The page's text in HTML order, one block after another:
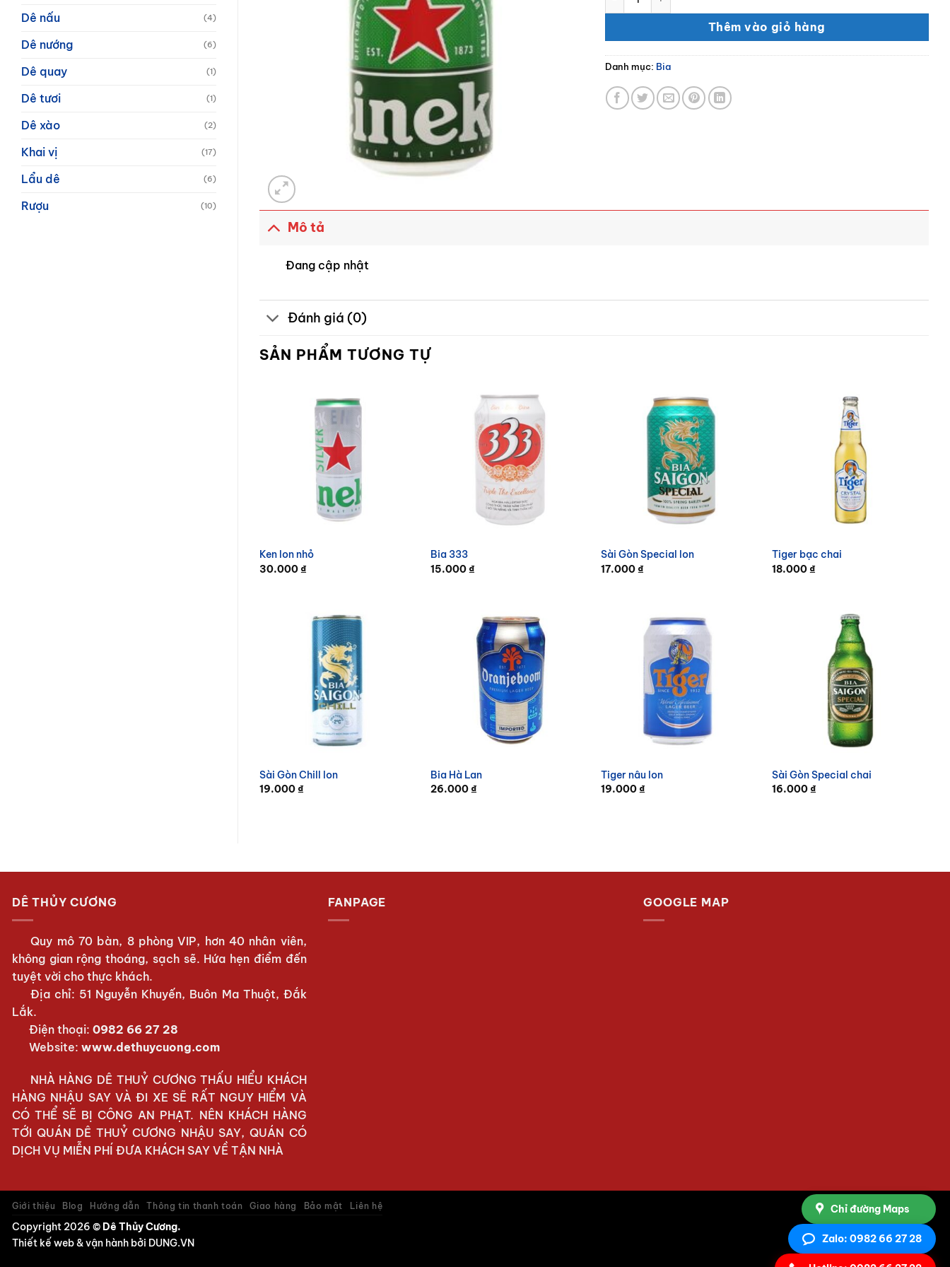
Dê nấu (4)
Dê nướng (6)
Dê quay (1)
Dê tươi (1)
Dê xào (2)
Khai vị (17)
Lẩu dê (6)
Rượu (10)
Thêm vào giỏ hàng
Danh mục: Bia
Mô tả
Đang cập nhật
Đánh giá (0)
SẢN PHẨM TƯƠNG TỰ
Ken lon nhỏ
30.000 ₫
Bia 333
15.000 ₫
Sài Gòn Special lon
17.000 ₫
Tiger bạc chai
18.000 ₫
Sài Gòn Chill lon
19.000₫
Bia Hà Lan
26.000₫
Tiger nâu lon
19.000₫
Sài Gòn Special chai
16.000₫
DÊ THỦY CƯƠNG
Quy mô 70 bàn, 8 phòng VIP, hơn 40 nhân viên,
không gian rộng thoáng, sạch sẽ. Hứa hẹn điểm đến
tuyệt vời cho thực khách.
Địa chỉ: 51 Nguyễn Khuyến, Buôn Ma Thuột, Đắk
Lắk.
Điện thoại: 0982 66 27 28
Website: www.dethuycuong.com
NHÀ HÀNG DÊ THUỶ CƯƠNG THẤU HIỂU KHÁCH
HÀNG NHẬU SAY VÀ ĐI XE SẼ RẤT NGUY HIỂM VÀ
CÓ THỂ SẼ BỊ CÔNG AN PHẠT. NÊN KHÁCH HÀNG
TỚI QUÁN DÊ THUỶ CƯƠNG NHẬU SAY, QUÁN CÓ
DỊCH VỤ MIỄN PHÍ ĐƯA KHÁCH SAY VỀ TẬN NHÀ
FANPAGE GOOGLE MAP
Giới thiệu Blog Hướng dẫn Thông tin thanh toán Giao hàng Bảo mật Liên hệ
Copyright 2026 © Dê Thủy Cương.
Thiết kế web & vận hành bởi DUNG.VN
Chỉ đường Maps
Zalo: 0982 66 27 28